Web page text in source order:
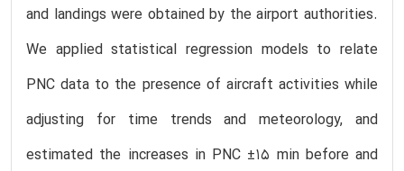
and landings were obtained by the airport authorities.
We applied statistical regression models to relate
PNC data to the presence of aircraft activities while
adjusting for time trends and meteorology, and
estimated the increases in PNC ±15 min before and